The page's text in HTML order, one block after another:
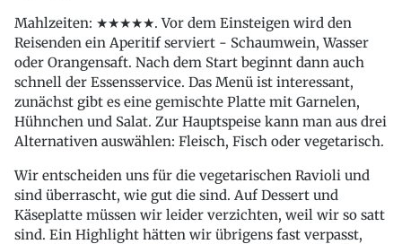
Mahlzeiten: ★★★★★. Vor dem Einsteigen wird den
Reisenden ein Aperitif serviert - Schaumwein, Wasser
oder Orangensaft. Nach dem Start beginnt dann auch
schnell der Essensservice. Das Menü ist interessant,
zunächst gibt es eine gemischte Platte mit Garnelen,
Hühnchen und Salat. Zur Hauptspeise kann man aus drei
Alternativen auswählen: Fleisch, Fisch oder vegetarisch.
Wir entscheiden uns für die vegetarischen Ravioli und
sind überrascht, wie gut die sind. Auf Dessert und
Käseplatte müssen wir leider verzichten, weil wir so satt
sind. Ein Highlight hätten wir übrigens fast verpasst,